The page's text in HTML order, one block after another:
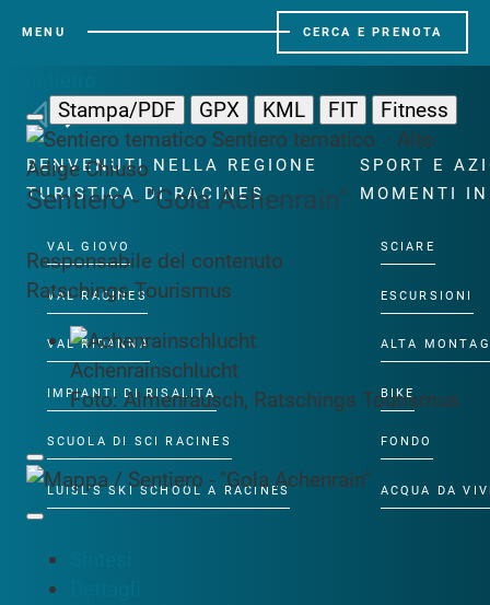
MENU CERCA E PRENOTA
Stampa/PDF
GPX KML FIT
Fitness
Sentiero tematico · Alto
AdigeChiuso
Sentiero - "Gola Achenrain"
Responsabile del contenuto
Ratschings Tourismus
Achenrainschlucht
Foto: Almenrausch, Ratschings Tourismus
BENVENUTI NELLA REGIONE
TURISTICA DI RACINES
VAL GIOVO
VAL RACINES
VAL RIDANNA
IMPIANTI DI RISALITA
SCUOLA DI SCI RACINES
LUISL'S SKI SCHOOL A RACINES
SPORT E
MOMENTI
SCIARE
ESCURSIONI
ALTA
BIKE
FONDO
ACQUA DA